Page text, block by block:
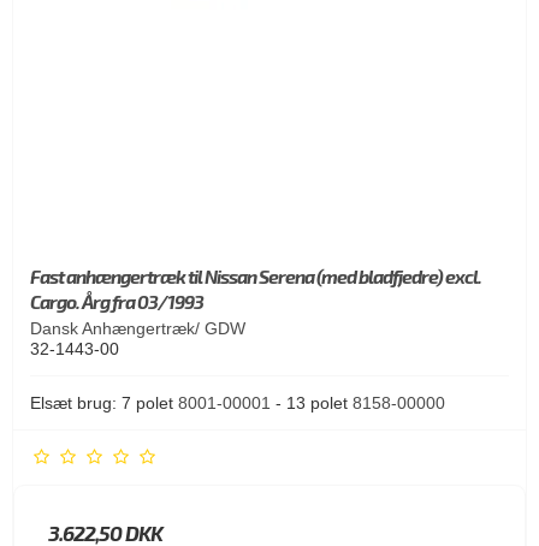
Fast anhængertræk til Nissan Serena (med bladfjedre) excl.
Cargo. Årg fra 03/1993
Dansk Anhængertræk/ GDW
32-1443-00
Elsæt brug: 7 polet 8001-00001 - 13 polet 8158-00000
3.622,50 DKK